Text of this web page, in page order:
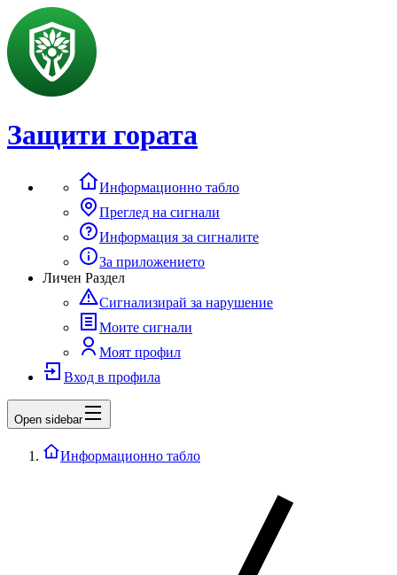
Защити гората
Информационно табло
Преглед на сигнали
Информация за сигналите
За приложението
Личен Раздел
Сигнализирай за нарушение
Моите сигнали
Моят профил
Вход в профила
Open sidebar
Информационно табло